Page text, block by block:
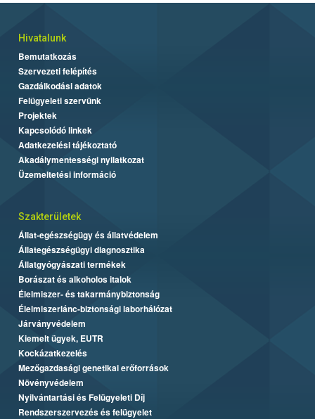
Hivatalunk
Bemutatkozás
Szervezeti felépítés
Gazdálkodási adatok
Felügyeleti szervünk
Projektek
Kapcsolódó linkek
Adatkezelési tájékoztató
Akadálymentességi nyilatkozat
Üzemeltetési információ
Szakterületek
Állat-egészségügy és állatvédelem
Állategészségügyi diagnosztika
Állatgyógyászati termékek
Borászat és alkoholos italok
Élelmiszer- és takarmánybiztonság
Élelmiszerlánc-biztonsági laborhálózat
Járványvédelem
Kiemelt ügyek, EUTR
Kockázatkezelés
Mezőgazdasági genetikai erőforrások
Növényvédelem
Nyilvántartási és Felügyeleti Díj
Rendszerszervezés és felügyelet